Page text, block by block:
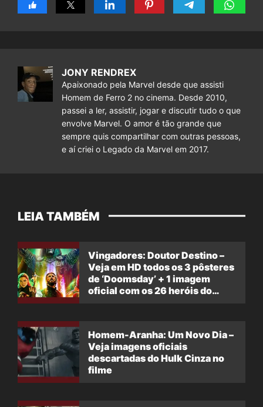
JONY RENDREX
Apaixonado pela Marvel desde que assisti
Homem de Ferro 2 no cinema. Desde 2010,
passei a ler, assistir, jogar e discutir tudo o que
envolve Marvel. O amor é tão grande que
sempre quis compartilhar com outras pessoas,
e aí criei o Legado da Marvel em 2017.
LEIA TAMBÉM
Vingadores: Doutor Destino –
Veja em HD todos os 3 pôsteres
de ‘Doomsday’ + 1 imagem
oficial com os 26 heróis do
Homem-Aranha: Um Novo Dia –
Veja imagens oficiais
descartadas do Hulk Cinza no
filme